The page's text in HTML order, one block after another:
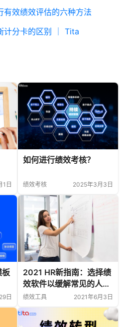
有效绩效评估的六种方法
计分卡的区别 ｜ Tita
1日
如何进行绩效考核？
绩效考核 2025年3月3日
板
日
2021 HR新指南：选择绩
效软件以缓解常见的人力
资源痛点
绩效工具 2021年6月3日